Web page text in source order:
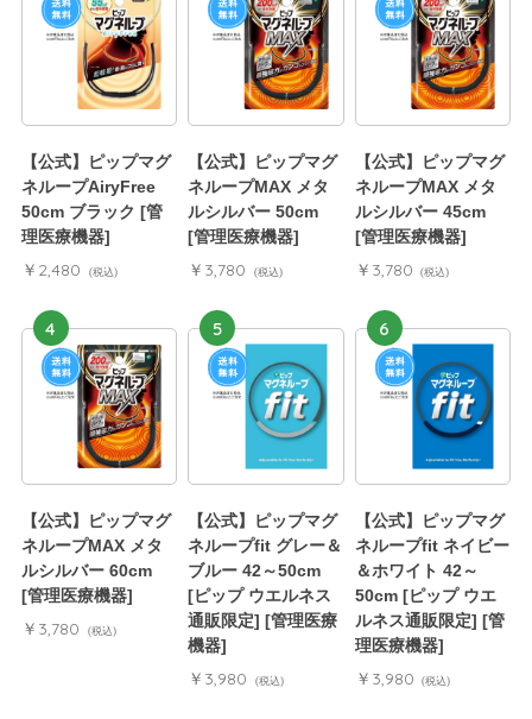
【公式】ピップマグ
ネループAiryFree
50cm ブラック [管
理医療機器]
￥2,480 (税込)
【公式】ピップマグ
ネループMAX メタ
ルシルバー 50cm
[管理医療機器]
￥3,780 (税込)
【公式】ピップマグ
ネループMAX メタ
ルシルバー 45cm
[管理医療機器]
￥3,780 (税込)
4
【公式】ピップマグ
ネループMAX メタ
ルシルバー 60cm
[管理医療機器]
￥3,780 (税込)
5
【公式】ピップマグ
ネループfit グレー＆
ブルー 42～50cm
[ピップ ウエルネス
通販限定] [管理医療
機器]
￥3,980 (税込)
6
【公式】ピップマグ
ネループfit ネイビー
＆ホワイト 42～
50cm [ピップ ウエ
ルネス通販限定] [管
理医療機器]
￥3,980 (税込)